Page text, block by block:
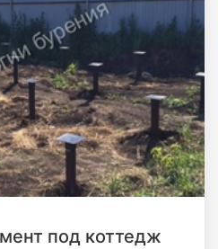
под коттедж